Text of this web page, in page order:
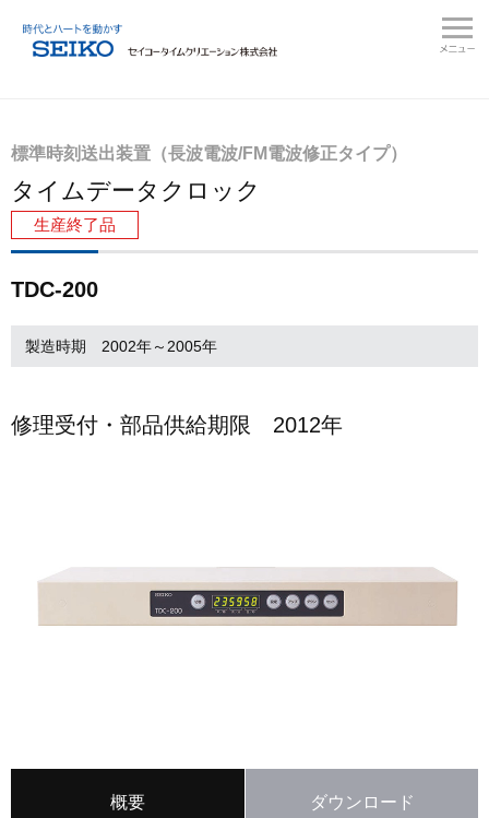
標準時刻送出装置（長波電波/FM電波修正タイプ）
タイムデータクロック
生産終了品
TDC-200
製造時期 2002年～2005年
修理受付・部品供給期限 2012年
概要 ダウンロード